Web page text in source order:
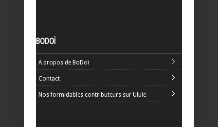
BODOÏ
A propos de BoDoï
Contact
Nos formidables contributeurs sur Ulule